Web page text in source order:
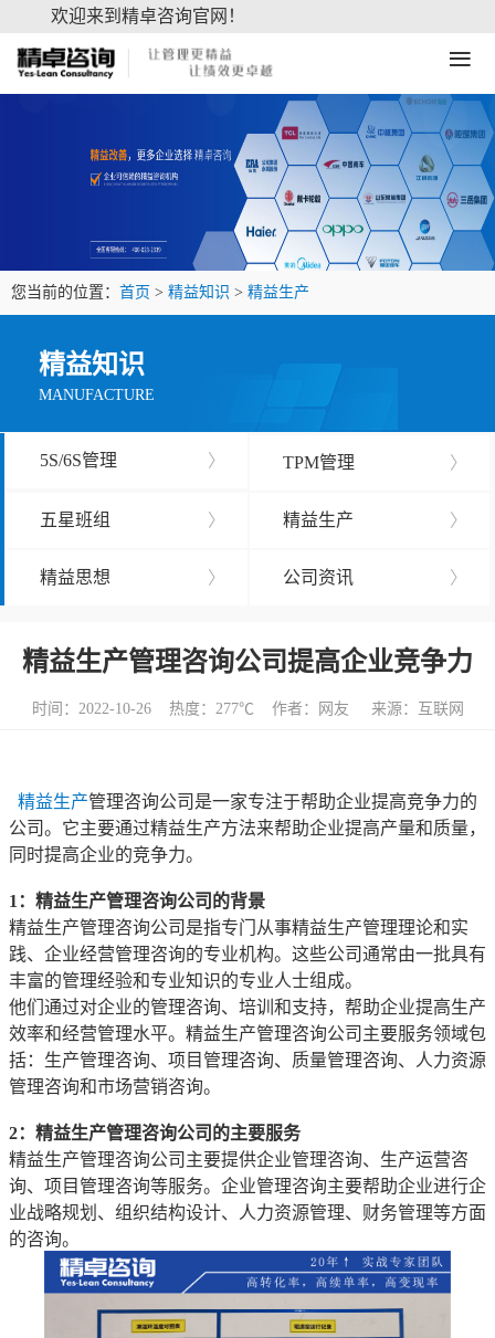
欢迎来到精卓咨询官网！
≡
您当前的位置： 首页 > 精益知识 > 精益生产
精益知识
MANUFACTURE
5S/6S管理 〉 TPM管理 〉
五星班组 〉 精益生产 〉
精益思想 〉 公司资讯 〉
精益生产管理咨询公司提高企业竞争力
时间：2022-10-26 热度： 277℃ 作者：网友 来源：互联网
精益生产管理咨询公司是一家专注于帮助企业提高竞争力的
公司。它主要通过精益生产方法来帮助企业提高产量和质量，
同时提高企业的竞争力。
1：精益生产管理咨询公司的背景
精益生产管理咨询公司是指专门从事精益生产管理理论和实
践、企业经营管理咨询的专业机构。这些公司通常由一批具有
丰富的管理经验和专业知识的专业人士组成。
他们通过对企业的管理咨询、培训和支持，帮助企业提高生产
效率和经营管理水平。精益生产管理咨询公司主要服务领域包
括：生产管理咨询、项目管理咨询、质量管理咨询、人力资源
管理咨询和市场营销咨询。
2：精益生产管理咨询公司的主要服务
精益生产管理咨询公司主要提供企业管理咨询、生产运营咨
询、项目管理咨询等服务。企业管理咨询主要帮助企业进行企
业战略规划、组织结构设计、人力资源管理、财务管理等方面
的咨询。